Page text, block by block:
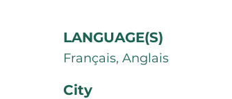
LANGUAGE(S)
Français, Anglais
City